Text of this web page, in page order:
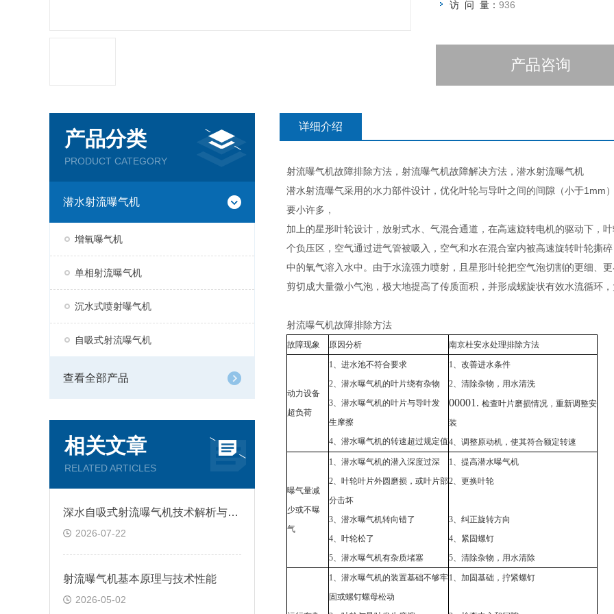
访 问 量： 936
产品咨询
产品分类
PRODUCT CATEGORY
潜水射流曝气机
增氧曝气机
单相射流曝气机
沉水式喷射曝气机
自吸式射流曝气机
查看全部产品
相关文章
RELATED ARTICLES
深水自吸式射流曝气机技术解析与工程应用
2026-07-22
射流曝气机基本原理与技术性能
2026-05-02
详细介绍
射流曝气机故障排除方法，射流曝气机故障解决方法，潜水射流曝气机
潜水射流曝气采用的水力部件设计，优化叶轮与导叶之间的间隙（小于1mm
要小许多，
加上的星形叶轮设计，放射式水、气混合通道，在高速旋转电机的驱动下，
个负压区，空气通过进气管被吸入，空气和水在混合室内被高速旋转叶轮撕
中的氧气溶入水中。由于水流强力喷射，且星形叶轮把空气泡切割的更细、
剪切成大量微小气泡，极大地提高了传质面积，并形成螺旋状有效水流循环
射流曝气机故障排除方法
故障现象 原因分析 南京杜安水处理排除方法
动力设备
超负荷
1、进水池不符合要求
2、潜水曝气机的叶片绕有杂物
3、潜水曝气机的叶片与导叶发
生摩擦
4、潜水曝气机的转速超过规定值
1、改善进水条件
2、清除杂物，用水清洗
00001. 检查叶片磨损情况，重新调整安
装
4、调整原动机，使其符合额定转速
曝气量减
少或不曝
气
1、潜水曝气机的潜入深度过深
2、叶轮叶片外圆磨损，或叶片部
分击坏
3、潜水曝气机转向错了
4、叶轮松了
5、潜水曝气机有杂质堵塞
1、提高潜水曝气机
2、更换叶轮
3、纠正旋转方向
4、紧固螺钉
5、清除杂物，用水清除
1、潜水曝气机的装置基础不够牢
固或螺钉螺母松动
1、加固基础，拧紧螺钉